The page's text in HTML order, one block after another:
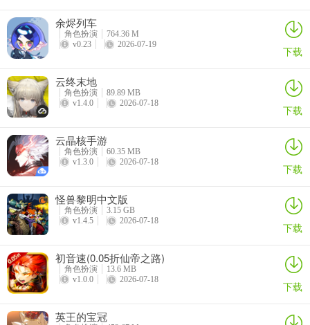
还没听牌，或其待牌是别的牌，导致不能胡牌，过完一轮的时候你也
出这张牌时下家又正好等这张牌胡，正好他听胡了或者他打算要了。
抱的时候，会出现包牌和落牌的情况。落牌是已经吃、碰或杠了的
牌。例如在某家清一色之后，清一色的赢家的落牌，需要出牌者承担
这部分落牌的损失，用来惩罚那一家明知道有人在做清一色还打同一
类牌，这种叫包牌。在大三元和双龙抱出现时，也会有此类现象。
余烬列车
角色扮演
764.36 M
v0.23
2026-07-19 下载
云终末地
角色扮演
89.89 MB
v1.4.0
2026-07-18 下载
云晶核手游
角色扮演
60.35 MB
v1.3.0
2026-07-18 下载
怪兽黎明中文版
角色扮演
3.15 GB
v1.4.5
2026-07-18 下载
初音速(0.05折仙帝之路)
角色扮演
13.6 MB
v1.0.0
2026-07-18 下载
英王的宝冠